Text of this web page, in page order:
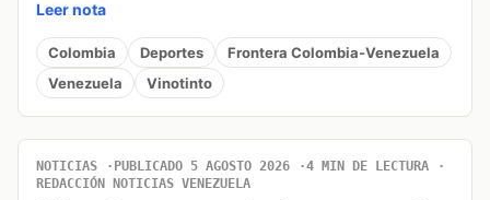
Leer nota
Colombia Deportes
Frontera Colombia-Venezuela
Venezuela
Vinotinto
NOTICIAS PUBLICADO 5 AGOSTO 2026
4 MIN DE LECTURA
REDACCIÓN NOTICIAS VENEZUELA